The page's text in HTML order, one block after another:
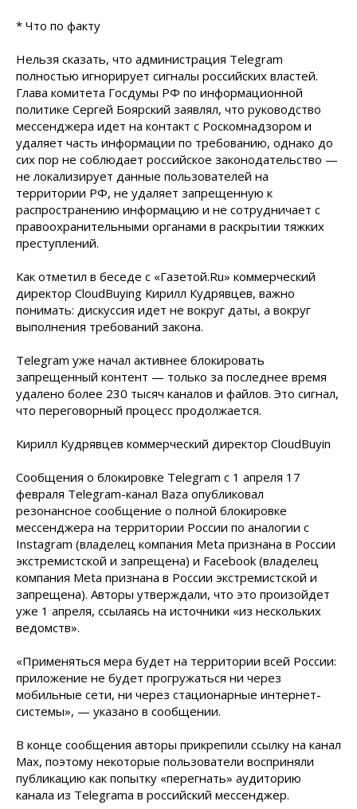
* Что по факту
Нельзя сказать, что администрация Telegram
полностью игнорирует сигналы российских властей.
Глава комитета Госдумы РФ по информационной
политике Сергей Боярский заявлял, что руководство
мессенджера идет на контакт с Роскомнадзором и
удаляет часть информации по требованию, однако до
сих пор не соблюдает российское законодательство —
не локализирует данные пользователей на
территории РФ, не удаляет запрещенную к
распространению информацию и не сотрудничает с
правоохранительными органами в раскрытии тяжких
преступлений.
Как отметил в беседе с «Газетой.Ru» коммерческий
директор CloudBuying Кирилл Кудрявцев, важно
понимать: дискуссия идет не вокруг даты, а вокруг
выполнения требований закона.
Telegram уже начал активнее блокировать
запрещенный контент — только за последнее время
удалено более 230 тысяч каналов и файлов. Это сигнал,
что переговорный процесс продолжается.
Кирилл Кудрявцев коммерческий директор CloudBuyin
Сообщения о блокировке Telegram с 1 апреля 17
февраля Telegram-канал Baza опубликовал
резонансное сообщение о полной блокировке
мессенджера на территории России по аналогии с
Instagram (владелец компания Meta признана в России
экстремистской и запрещена) и Facebook (владелец
компания Meta признана в России экстремистской и
запрещена). Авторы утверждали, что это произойдет
уже 1 апреля, ссылаясь на источники «из нескольких
ведомств».
«Применяться мера будет на территории всей России:
приложение не будет прогружаться ни через
мобильные сети, ни через стационарные интернет-
системы», — указано в сообщении.
В конце сообщения авторы прикрепили ссылку на канал
Max, поэтому некоторые пользователи восприняли
публикацию как попытку «перегнать» аудиторию
канала из Telegrama в российский мессенджер.